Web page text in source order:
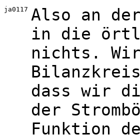
ja0117 Also an
in die
nichts. Wir
dass wir
der
Funktion